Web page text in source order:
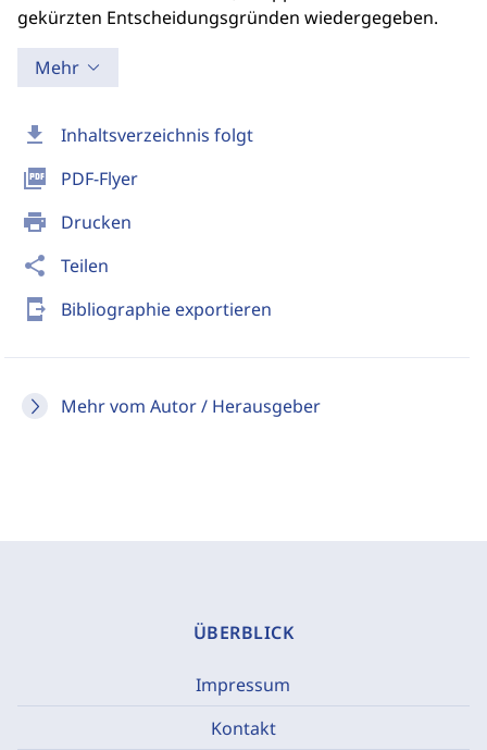
download Inhaltsverzeichnis folgt
picture_as_pdf PDF-Flyer
print Drucken
share Teilen
send_to_mobile Bibliographie exportieren
Mehr vom Autor / Herausgeber
gekürzten Entscheidungsgründen wiedergegeben.
Mehr
ÜBERBLICK
Impressum
Kontakt